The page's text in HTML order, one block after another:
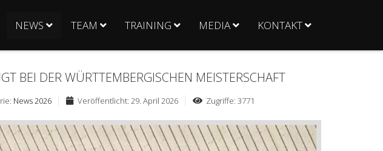
NEWS TEAM TRAINING MEDIA KONTAKT
BEI DER WÜRTTEMBERGISCHEN MEISTERSCHAFT
News 2026 Veröffentlicht: 29. April 2026 Zugriffe: 3771